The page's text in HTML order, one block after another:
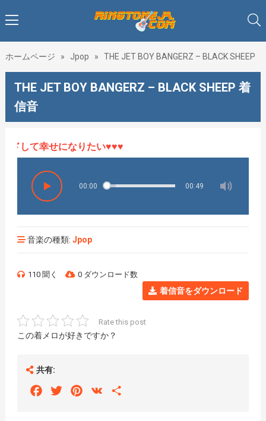
ホームページ » Jpop » THE JET BOY BANGERZ – BLACK SHEEP
THE JET BOY BANGERZ – BLACK SHEEP 着
信音
て幸せになりたい♥♥♥
00:00 00:49
音楽の種類: Jpop
110 聞く 0 ダウンロード数
着信音をダウンロード
Rate this post
この着メロが好きですか？
共有:
FacebookTwitterPinterest
VK